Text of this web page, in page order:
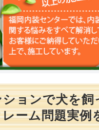
ョンで犬を飼
ーム問題実例